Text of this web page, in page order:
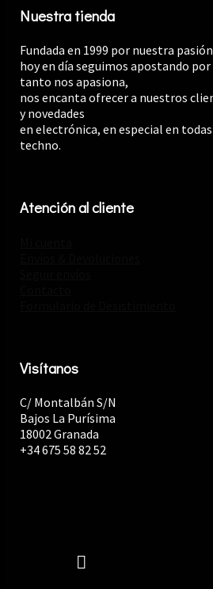
Nuestra tienda
Fundada en 1999 por nuestra
hoy en día seguimos apostando
tanto nos apasiona,
nos encanta ofrecer a nuestros
y novedades
en electrónica, en especial en
techno.
Atención al cliente
Visítanos
C/ Montalbán S/N
Bajos La Purísima
18002 Granada
+34 675 58 82 52